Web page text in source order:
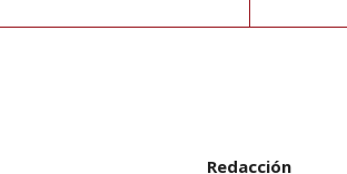
Redacción